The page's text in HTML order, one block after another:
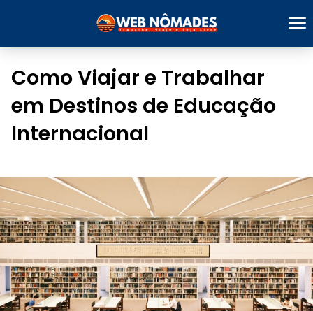
Como Viajar e Trabalhar
em Destinos de Educação
Internacional